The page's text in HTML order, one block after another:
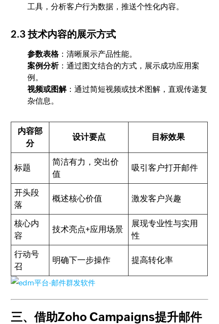
工具，分析客户行为数据，推送个性化内容。
2.3 技术内容的展示方式
参数表格：清晰展示产品性能。
案例分析：通过图文结合的方式，展示成功应用案
例。
视频或图解：通过简短视频或技术图解，直观传递复
杂信息。
内容部
分
设计要点 目标效果
标题
简洁有力，突出价
值
吸引客户打开邮件
开头段
落
概述核心价值 激发客户兴趣
核心内
容
技术亮点+应用场景
展现专业性与实用
性
行动号
召
明确下一步操作 提高转化率
三、借助Zoho Campaigns提升邮件